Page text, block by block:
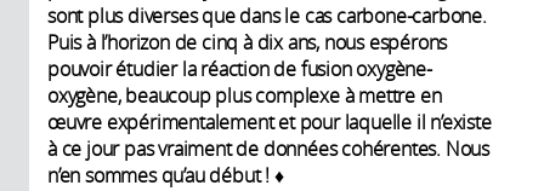
sont plus diverses que dans le cas carbone-carbone.
Puis à l’horizon de cinq à dix ans, nous espérons
pouvoir étudier la réaction de fusion oxygène-
oxygène, beaucoup plus complexe à mettre en
œuvre expérimentalement et pour laquelle il n’existe
à ce jour pas vraiment de données cohérentes. Nous
n’en sommes qu’au début ! ♦